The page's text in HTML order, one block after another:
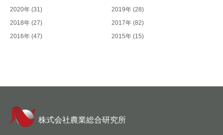
2020年 (31) 2019年 (28)
2018年 (27) 2017年 (82)
2016年 (47) 2015年 (15)
株式会社農業総合研究所